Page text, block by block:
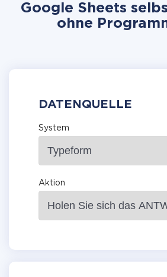
Google Sheets
ohne
DATENQUELLE
System
Aktion